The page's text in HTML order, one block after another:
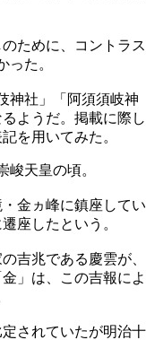
ために、コントラス
った。
神社」「阿須須岐神
ようだ。掲載に際し
を用いてみた。
峻天皇の頃。
金ヵ峰に鎮座してい
座したという。
吉兆である慶雲が、
」は、この吉報によ
されていたが明治十